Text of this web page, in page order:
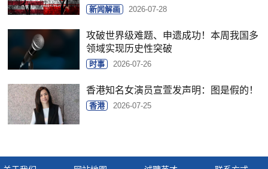
新闻解画 2026-07-28
攻破世界级难题、申遗成功！本周我国多
领域实现历史性突破
时事 2026-07-26
香港知名女演员宣萱发声明：图是假的！
香港 2026-07-25